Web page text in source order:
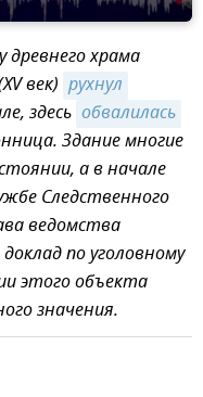
древнего храма
век) рухнул
здесь обвалилась
Здание многие
а в начале
Следственного
ведомства
доклад по уголовному
этого объекта
значения.